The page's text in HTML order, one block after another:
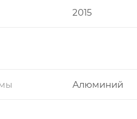
2015
Алюминий